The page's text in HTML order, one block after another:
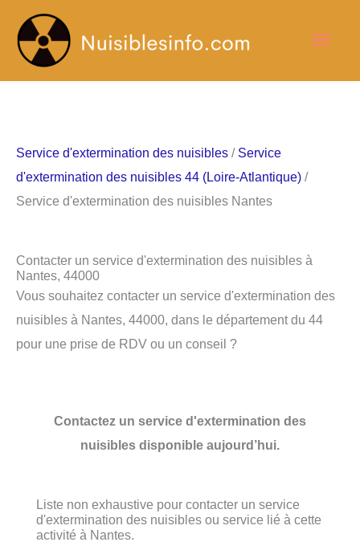
contenu
Service d'extermination des nuisibles / Service
d'extermination des nuisibles 44 (Loire-Atlantique) /
Service d'extermination des nuisibles Nantes
Contacter un service d'extermination des nuisibles à
Nantes, 44000
Vous souhaitez contacter un service d'extermination des
nuisibles à Nantes, 44000, dans le département du 44
pour une prise de RDV ou un conseil ?
Contactez un service d'extermination des
nuisibles disponible aujourd’hui.
Liste non exhaustive pour contacter un service
d'extermination des nuisibles ou service lié à cette
activité à Nantes.